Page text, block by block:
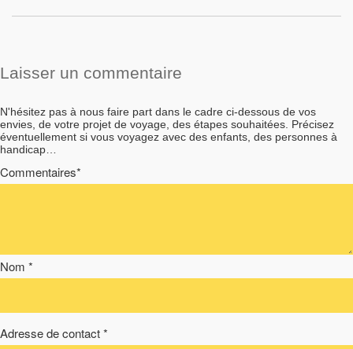
Laisser un commentaire
N'hésitez pas à nous faire part dans le cadre ci-dessous de vos
envies, de votre projet de voyage, des étapes souhaitées. Précisez
éventuellement si vous voyagez avec des enfants, des personnes à
handicap…
Commentaires*
Nom *
Adresse de contact *